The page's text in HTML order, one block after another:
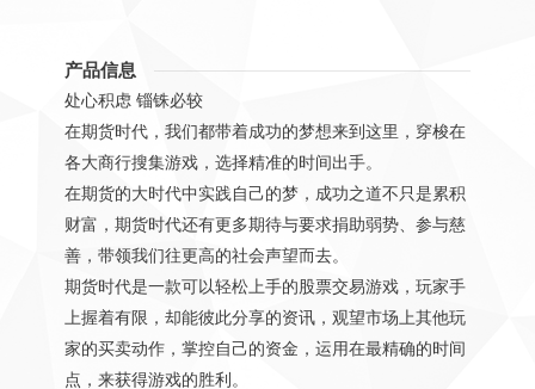
产品信息
处心积虑 锱铢必较
在期货时代，我们都带着成功的梦想来到这里，穿梭在
各大商行搜集游戏，选择精准的时间出手。
在期货的大时代中实践自己的梦，成功之道不只是累积
财富，期货时代还有更多期待与要求捐助弱势、参与慈
善，带领我们往更高的社会声望而去。
期货时代是一款可以轻松上手的股票交易游戏，玩家手
上握着有限，却能彼此分享的资讯，观望市场上其他玩
家的买卖动作，掌控自己的资金，运用在最精确的时间
点，来获得游戏的胜利。